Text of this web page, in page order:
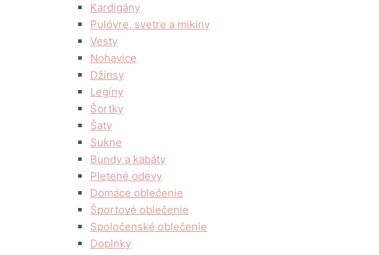
Kardigány
Pulóvre, svetre a mikiny
Vesty
Nohavice
Džínsy
Legíny
Šortky
Šaty
Sukne
Bundy a kabáty
Pletené odevy
Domáce oblečenie
Športové oblečenie
Spoločenské oblečenie
Doplnky